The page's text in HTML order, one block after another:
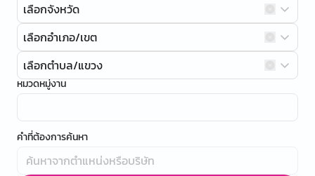
เลือกจังหวัด
เลือกอำเภอ/เขต
เลือกตำบล/แขวง
หมวดหมู่งาน
คำที่ต้องการค้นหา